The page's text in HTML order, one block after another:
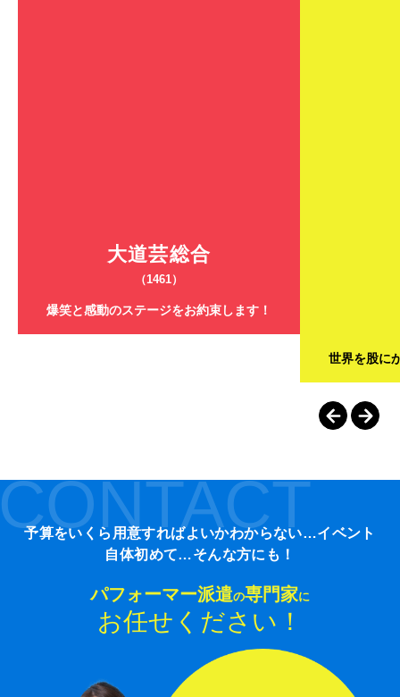
大道芸総合
（1461）
爆笑と感動のステージをお約束します！
世界を股に
予算をいくら用意すればよいかわからない…イベント
自体初めて…そんな方にも！
パフォーマー派遣の専門家に
お任せください！